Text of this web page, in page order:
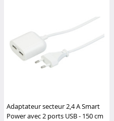
Adaptateur secteur 2,4 A Smart
Power avec 2 ports USB - 150 cm